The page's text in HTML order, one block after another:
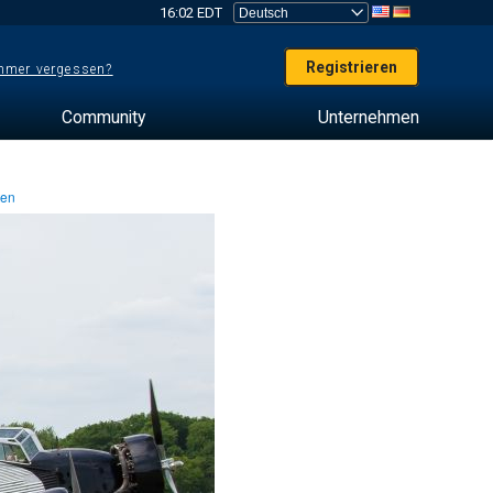
16:02 EDT
vergessen? Registrieren
Community Unternehmen